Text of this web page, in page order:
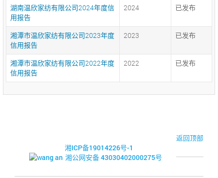
湖南温欣家纺有限公司2024年度信
用报告
2024 已发布
湘潭市温欣家纺有限公司2023年度
信用报告
2023 已发布
湘潭市温欣家纺有限公司2022年度
信用报告
2022 已发布
返回顶部
湘ICP备19014226号-1
湘公网安备 43030402000275号